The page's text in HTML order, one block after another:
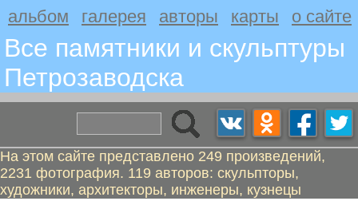
альбом галерея авторы карты о сайте
Все памятники и скульптуры
Петрозаводскa
На этом сайте представлено 249 произведений,
2231 фотография. 119 авторов: скульпторы,
художники, архитекторы, инженеры, кузнецы